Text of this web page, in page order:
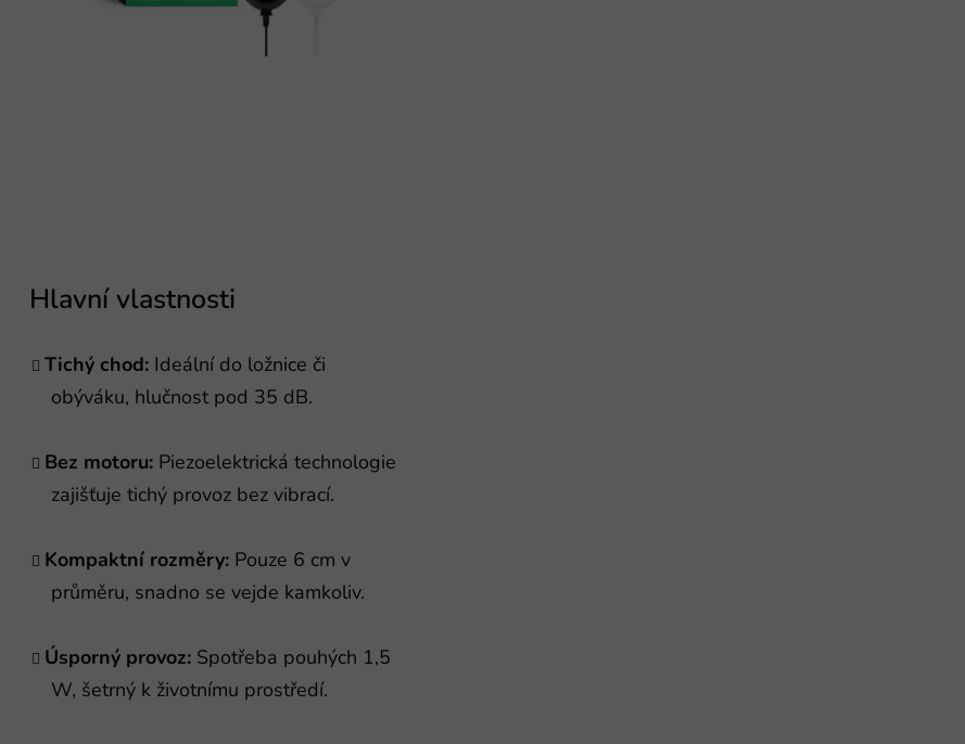
Hlavní vlastnosti
Tichý chod: Ideální do ložnice či
obýváku, hlučnost pod 35 dB.
Bez motoru: Piezoelektrická technologie
zajišťuje tichý provoz bez vibrací.
Kompaktní rozměry: Pouze 6 cm v
průměru, snadno se vejde kamkoliv.
Úsporný provoz: Spotřeba pouhých 1,5
W, šetrný k životnímu prostředí.